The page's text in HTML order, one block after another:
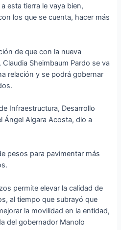
esta tierra le vaya bien,
los que se cuenta, hacer más
de que con la nueva
Sheimbaum Pardo se va
relación y se podrá gobernar
Infraestructura, Desarrollo
Ángel Algara Acosta, dio a
pesos para pavimentar más
permite elevar la calidad de
al tiempo que subrayó que
la movilidad en la entidad,
del gobernador Manolo